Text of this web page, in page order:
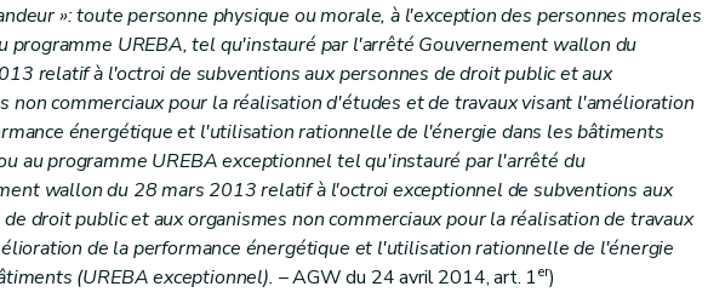
»: toute personne physique ou morale, à l'exception des personnes morales
programme UREBA, tel qu'instauré par l'arrêté Gouvernement wallon du
relatif à l'octroi de subventions aux personnes de droit public et aux
non commerciaux pour la réalisation d'études et de travaux visant l'amélioration
énergétique et l'utilisation rationnelle de l'énergie dans les bâtiments
au programme UREBA exceptionnel tel qu'instauré par l'arrêté du
wallon du 28 mars 2013 relatif à l'octroi exceptionnel de subventions aux
droit public et aux organismes non commerciaux pour la réalisation de travaux
de la performance énergétique et l'utilisation rationnelle de l'énergie
(UREBA exceptionnel). – AGW du 24 avril 2014, art. 1er)